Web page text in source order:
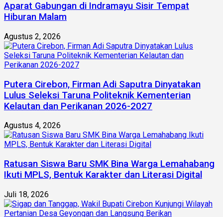
Aparat Gabungan di Indramayu Sisir Tempat
Hiburan Malam
Agustus 2, 2026
Putera Cirebon, Firman Adi Saputra Dinyatakan
Lulus Seleksi Taruna Politeknik Kementerian
Kelautan dan Perikanan 2026-2027
Agustus 4, 2026
Ratusan Siswa Baru SMK Bina Warga Lemahabang
Ikuti MPLS, Bentuk Karakter dan Literasi Digital
Juli 18, 2026